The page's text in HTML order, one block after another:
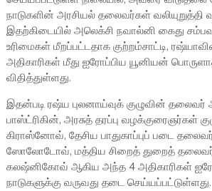
நாடுகளின் அரசியல்தலைவர்கள் வலியுறுத்தி
இதற்கிடையில் அலெக்சி நவால்னி கைது
உரிமைகள் மீறப்பட்டதாக குற்றம்சாட்டி,
அதிகாரிகள் மீது ஐரோப்பிய யூனியன்
விதித்துள்ளது.
இதன்படி ரஷ்ய புலனாய்வுக் குழுவின்
பாஸ்ட்ரிகின், அரசுத் தரப்பு வழக்குரைஞர்கள்
கிராஸ்னோவ், தேசிய பாதுகாப்புப் படை
ஸோலோடோவ், மத்திய சிறைத் துறைத்
கலஷ்னிகோவ் ஆகிய அந்த 4 அதிகாரிகள்
நாடுகளுக்கு வருவது தடை செய்யப்பட்டுள்ளது.